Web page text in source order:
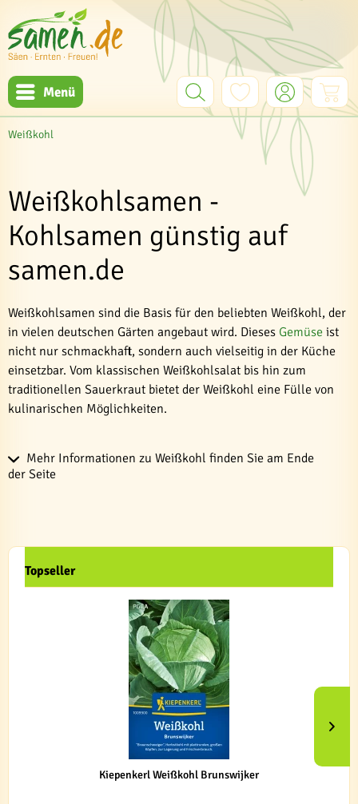
Menü
Weißkohl
Weißkohlsamen -
Kohlsamen günstig auf
samen.de
Weißkohlsamen sind die Basis für den beliebten Weißkohl, der
in vielen deutschen Gärten angebaut wird. Dieses Gemüse ist
nicht nur schmackhaft, sondern auch vielseitig in der Küche
einsetzbar. Vom klassischen Weißkohlsalat bis hin zum
traditionellen Sauerkraut bietet der Weißkohl eine Fülle von
kulinarischen Möglichkeiten.
Mehr Informationen zu Weißkohl finden Sie am Ende
der Seite
Topseller
Kiepenkerl Weißkohl Brunswijker